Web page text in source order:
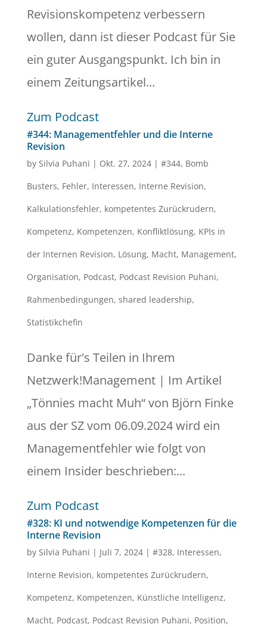
Revisionskompetenz verbessern
wollen, dann ist dieser Podcast für Sie
ein guter Ausgangspunkt. Ich bin in
einem Zeitungsartikel...
Zum Podcast
#344: Managementfehler und die Interne
Revision
by Silvia Puhani | Okt. 27, 2024| #344, Bomb
Busters, Fehler, Interessen, Interne Revision,
Kalkulationsfehler, kompetentes Zurückrudern,
Kompetenz, Kompetenzen, Konfliktlösung, KPIs in
der Internen Revision, Lösung, Macht, Management,
Organisation, Podcast, Podcast Revision Puhani,
Rahmenbedingungen, shared leadership,
Statistikchefin
Danke für's Teilen in Ihrem
Netzwerk!Management | Im Artikel
„Tönnies macht Muh“ von Björn Finke
aus der SZ vom 06.09.2024 wird ein
Managementfehler wie folgt von
einem Insider beschrieben:...
Zum Podcast
#328: KI und notwendige Kompetenzen für die
Interne Revision
by Silvia Puhani | Juli 7, 2024| #328, Interessen,
Interne Revision, kompetentes Zurückrudern,
Kompetenz, Kompetenzen, Künstliche Intelligenz,
Macht, Podcast, Podcast Revision Puhani, Position,